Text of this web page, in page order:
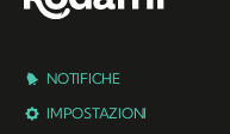
NOTIFICHE
IMPOSTAZIONI